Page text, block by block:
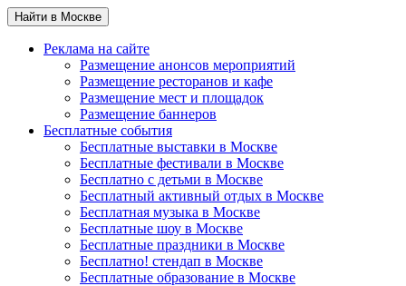
Найти в Москве
Реклама на сайте
Размещение анонсов мероприятий
Размещение ресторанов и кафе
Размещение мест и площадок
Размещение баннеров
Бесплатные события
Бесплатные выставки в Москве
Бесплатные фестивали в Москве
Бесплатно с детьми в Москве
Бесплатный активный отдых в Москве
Бесплатная музыка в Москве
Бесплатные шоу в Москве
Бесплатные праздники в Москве
Бесплатно! стендап в Москве
Бесплатные образование в Москве